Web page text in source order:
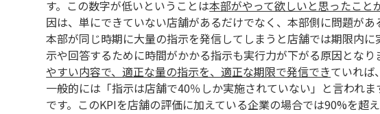
す。この数字が低いということは本部がやって欲しいと思ったこと
因は、単にできていない店舗があるだけでなく、本部側に問題があ
本部が同じ時期に大量の指示を発信してしまうと店舗では期限内
示や回答するために時間がかかる指示も実行力が下がる原因となり
やすい内容で、適正な量の指示を、適正な期限で発信できていれば
一般的には「指示は店舗で40％しか実施されていない」と言われ
です。このKPIを店舗の評価に加えている企業の場合では90%を超